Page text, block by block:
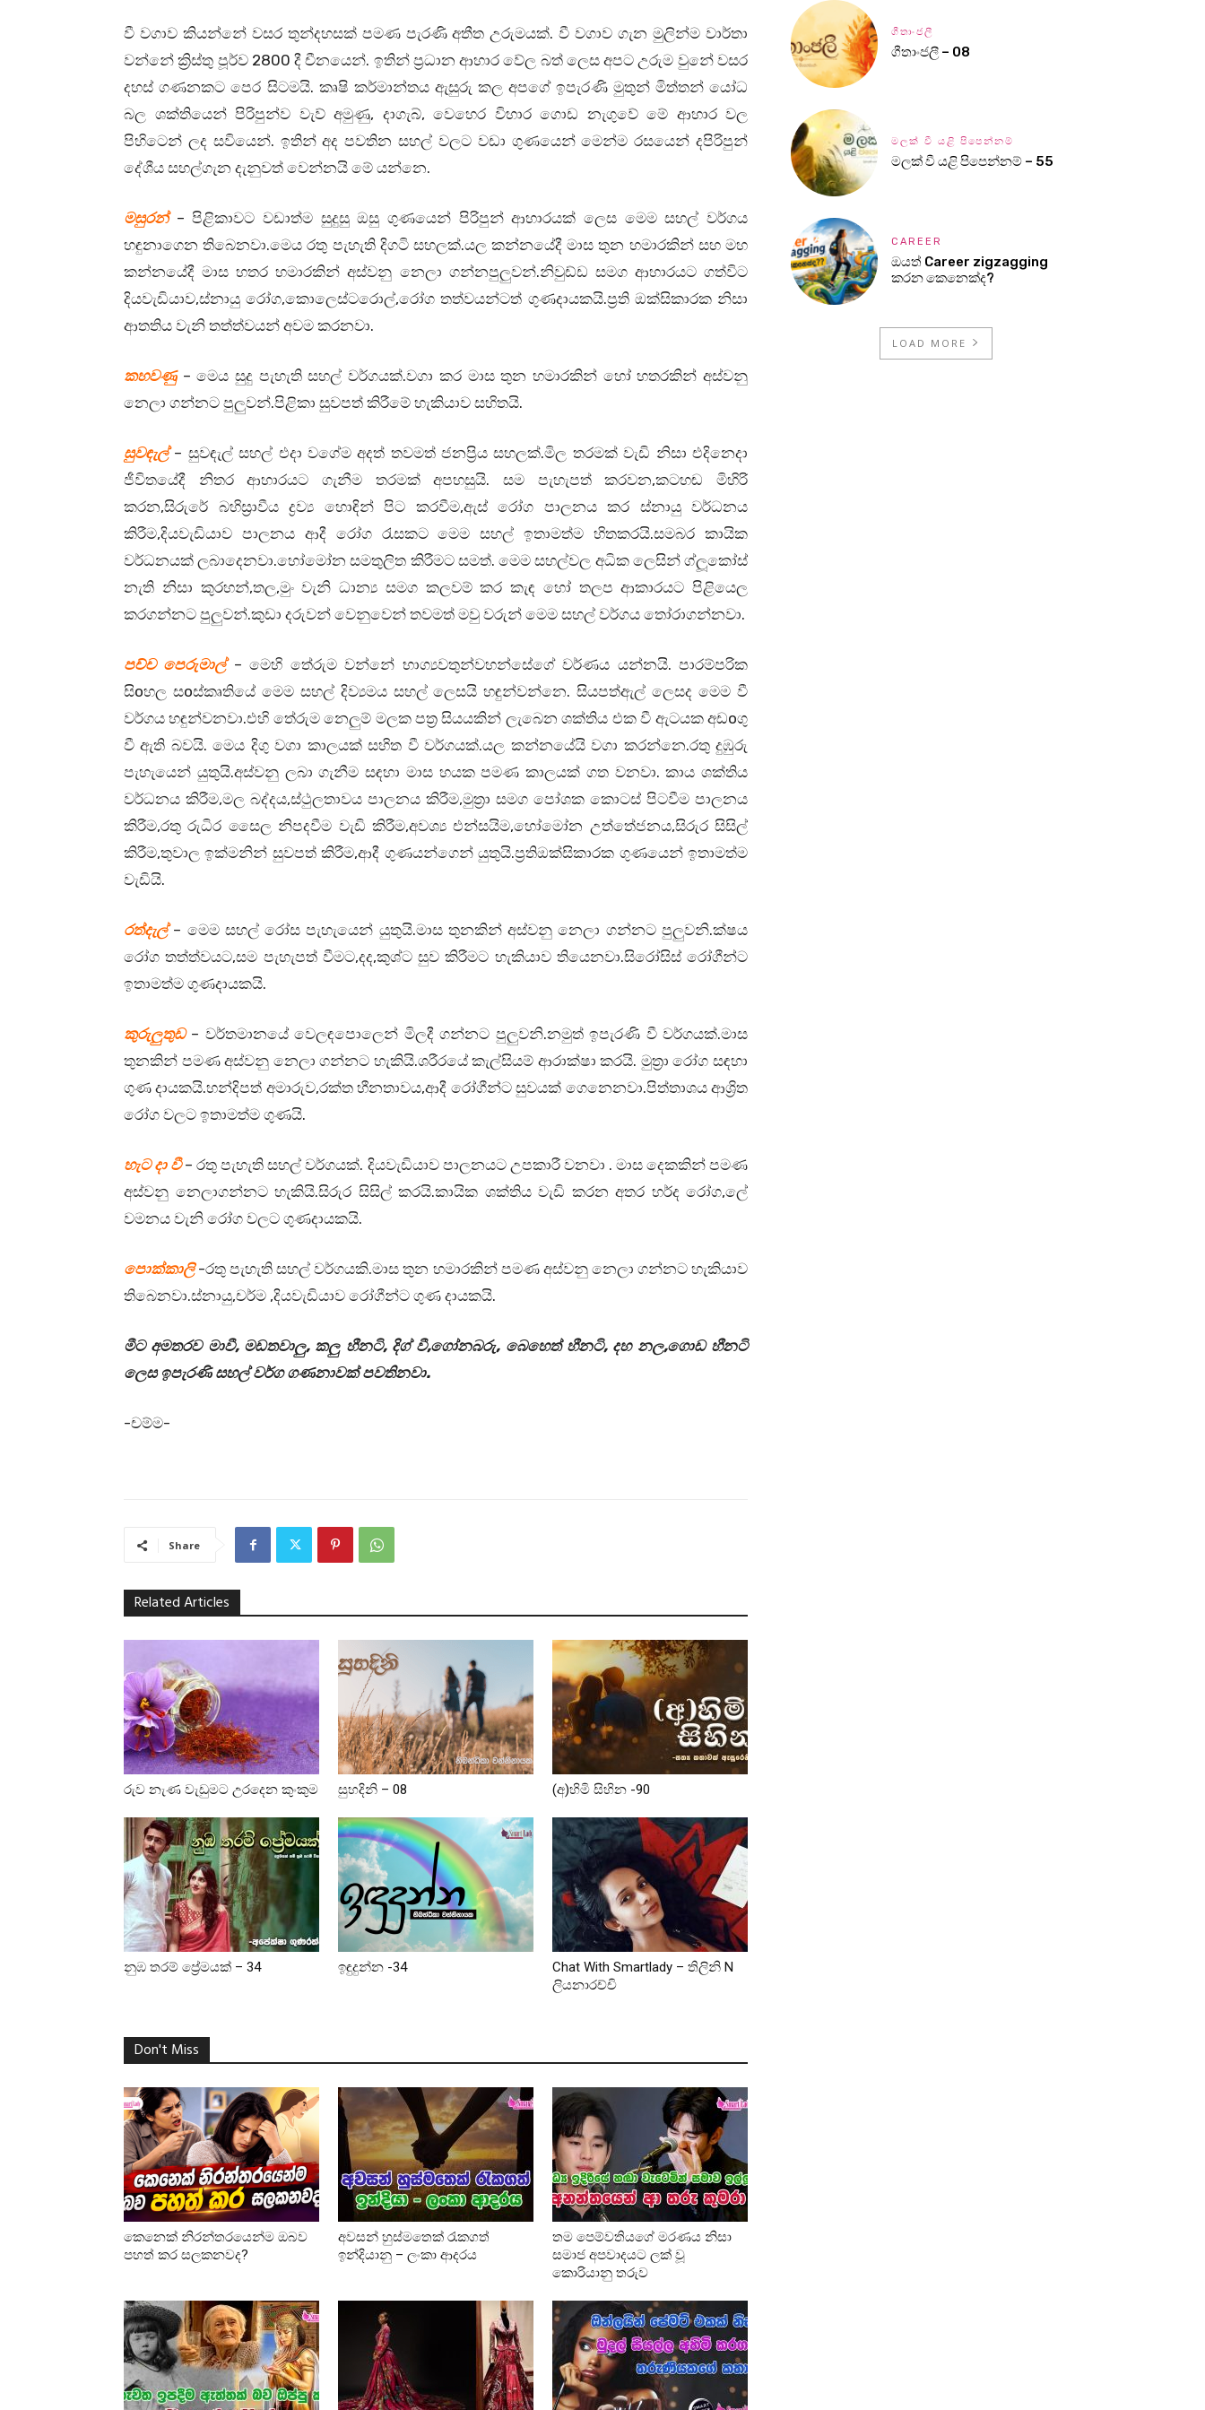
වී වගාව කියන්නේ වසර තුන්දහසක් පමණ පැරණි අතීත උරුමයක්. වී වගාව ගැන මුලින්ම වාර්තා
වන්නේ ක්‍රිස්තු පූර්ව 2800 දී චීනයෙන්. ඉතින් ප්‍රධාන ආහාර වේල බත් ලෙස අපට උරුම වුනේ වසර
දහස් ගණනකට පෙර සිටමයි. කෘෂි කර්මාන්තය ඇසුරු කල අපගේ ඉපැරණි මුතුන් මිත්තන් යෝධ
බල ශක්තියෙන් පිරිපුන්ව වැව් අමුණු, දාගැබ්, වෙහෙර විහාර ගොඩ නැගුවේ මේ ආහාර වල
පිහිටෙන් ලද සවියෙන්. ඉතින් අද පවතින සහල් වලට වඩා ගුණයෙන් මෙන්ම රසයෙන් දපිරිපුන්
දේශීය සහල්ගැන දැනුවත් වෙන්නයි මේ යන්නෙ.
මසුරන්– පිළිකාවට වඩාත්ම සුදුසු ඔසු ගුණයෙන් පිරිපුන් ආහාරයක් ලෙස මෙම සහල් වර්ගය
හඳුනාගෙන තිබෙනවා.මෙය රතු පැහැති දිගටි සහලක්.යල කන්නයේදී මාස තුන හමාරකින් සහ මහ
කන්නයේදී මාස හතර හමාරකින් අස්වනු නෙලා ගන්නපුලුවන්.නිවුඩ්ඩ සමග ආහාරයට ගත්විට
දියවැඩියාව,ස්නායු රෝග,කොලෙස්ටරොල්,රෝග තත්වයන්ටත් ගුණදායකයි.ප්‍රති ඔක්සිකාරක නිසා
ආතතිය වැනි තත්ත්වයන් අවම කරනවා.
කහවණු– මෙය සුදු පැහැති සහල් වර්ගයක්.වගා කර මාස තුන හමාරකින් හෝ හතරකින් අස්වනු
නෙලා ගන්නට පුලුවන්.පිළිකා සුවපත් කිරීමේ හැකියාව සහිතයි.
සුවඳැල්– සුවඳැල් සහල් එදා වගේම අදත් තවමත් ජනප්‍රිය සහලක්.මිල තරමක් වැඩි නිසා එදිනෙදා
ජීවිතයේදී නිතර ආහාරයට ගැනීම තරමක් අපහසුයි. සම පැහැපත් කරවන,කටහඬ මිහිරි
කරන,සිරුරේ බහිස්‍රාවීය ද්‍රව්‍ය හොඳින් පිට කරවීම,ඇස් රෝග පාලනය කර ස්නායු වර්ධනය
කිරීම,දියවැඩියාව පාලනය ආදී රෝග රැසකට මෙම සහල් ඉතාමත්ම හිතකරයි.සමබර කායික
වර්ධනයක් ලබාදෙනවා.හෝමෝන සමතුලිත කිරීමට සමත්. මෙම සහල්වල අධික ලෙසින් ග්ලූකෝස්
නැති නිසා කුරහන්,තල,මුං වැනි ධාන්‍ය සමග කලවම් කර කැඳ හෝ තලප ආකාරයට පිළියෙල
කරගන්නට පුලුවන්.කුඩා දරුවන් වෙනුවෙන් තවමත් මවු වරුන් මෙම සහල් වර්ගය තෝරාගන්නවා.
පච්ච පෙරුමාල් – මෙහි තේරුම වන්නේ භාග්‍යවතුන්වහන්සේගේ වර්ණය යන්නයි. පාරම්පරික
සිoහල සoස්කෘතියේ මෙම සහල් දිව්‍යමය සහල් ලෙසයි හඳුන්වන්නෙ. සියපත්ඇල් ලෙසද මෙම වී
වර්ගය හඳුන්වනවා.එහි තේරුම නෙලුම් මලක පත්‍ර සියයකින් ලැබෙන ශක්තිය එක වී ඇටයක අඩoගු
වී ඇති බවයි. මෙය දිගු වගා කාලයක් සහිත වී වර්ගයක්.යල කන්නයේයි වගා කරන්නෙ.රතු දුඹුරු
පැහැයෙන් යුතුයි.අස්වනු ලබා ගැනීම සඳහා මාස හයක පමණ කාලයක් ගත වනවා. කාය ශක්තිය
වර්ධනය කිරීම,මල බද්දය,ස්ථුලතාවය පාලනය කිරීම,මුත්‍රා සමග පෝශක කොටස් පිටවීම පාලනය
කිරීම,රතු රුධිර සෛල නිපදවීම වැඩි කිරීම,අවශ්‍ය එන්සයිම,හෝමෝන උත්තේජනය,සිරුර සිසිල්
කිරීම,තුවාල ඉක්මනින් සුවපත් කිරීම,ආදී ගුණයන්ගෙන් යුතුයි.ප්‍රතිඔක්සිකාරක ගුණයෙන් ඉතාමත්ම
වැඩියි.
රත්දැල්– මෙම සහල් රෝස පැහැයෙන් යුතුයි.මාස තුනකින් අස්වනු නෙලා ගන්නට පුලුවනි.ක්ෂය
රෝග තත්ත්වයට,සම පැහැපත් වීමට,දද,කුශ්ට සුව කිරීමට හැකියාව තියෙනවා.සිරෝසිස් රෝගීන්ට
ඉතාමත්ම ගුණදායකයි.
කුරුලුතුඩ– වර්තමානයේ වෙලඳපොලෙන් මිලදී ගන්නට පුලුවනි.නමුත් ඉපැරණි වී වර්ගයක්.මාස
තුනකින් පමණ අස්වනු නෙලා ගන්නට හැකියි.ශරීරයේ කැල්සියම් ආරාක්ෂා කරයි. මුත්‍රා රෝග සඳහා
ගුණ දායකයි.හන්දිපත් අමාරුව,රක්ත හීනතාවය,ආදී රෝගීන්ට සුවයක් ගෙනෙනවා.පිත්තාශය ආශ්‍රිත
රෝග වලට ඉතාමත්ම ගුණයි.
හැට දා වී– රතු පැහැති සහල් වර්ගයක්. දියවැඩියාව පාලනයට උපකාරී වනවා . මාස දෙකකින් පමණ
අස්වනු නෙලාගන්නට හැකියි.සිරුර සිසිල් කරයි.කායික ශක්තිය වැඩි කරන අතර හර්ද රෝග,ලේ
වමනය වැනි රෝග වලට ගුණදායකයි.
පොක්කාලි-රතු පැහැති සහල් වර්ගයකි.මාස තුන හමාරකින් පමණ අස්වනු නෙලා ගන්නට හැකියාව
තිබෙනවා.ස්නායු,චර්ම ,දියවැඩියාව රෝගීන්ට ගුණ දායකයි.
මීට අමතරව මාවී, මඩතවාලු, කලු හීනටි, දිග් වී,ගෝනබරු, බෙහෙත් හීනටි, දහ නල,ගොඩ හීනටි
ලෙස ඉපැරණි සහල් වර්ග ගණනාවක් පවතිනවා.
-චම්ම-
Share
Related Articles
රුව නැණ වැඩුමට උරදෙන කුංකුම සුහදිනි – 08 (අ)හිමි සිහින -90
නුඹ තරම් ප්‍රේමයක් – 34 ඉඳුදුන්න -34
Chat With Smartlady – තිලිනි N
ලියනාරච්චි
Don't Miss
කෙනෙක් නිරන්තරයෙන්ම ඔබව
පහත් කර සලකනවද?
අවසන් හුස්මතෙක් රැකගත්
ඉන්දියානු – ලංකා ආදරය
තම පෙම්වතියගේ මරණය නිසා
සමාජ අපවාදයට ලක් වූ
කොරියානු තරුව
ගීතාංජලී
ගීතාංජලී – 08
මලක් වී යළි පිපෙන්නම්
මලක් වී යළි පිපෙන්නම් – 55
CAREER
ඔයත් Career zigzagging
කරන කෙනෙක්ද?
LOAD MORE